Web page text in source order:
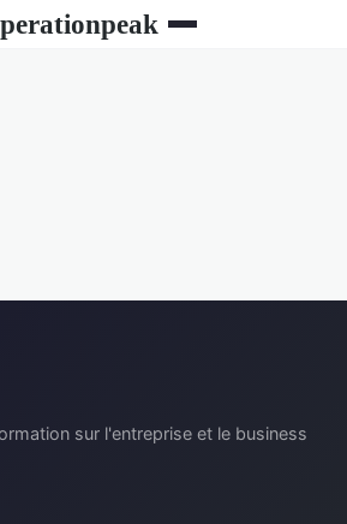
sur l'entreprise et le business